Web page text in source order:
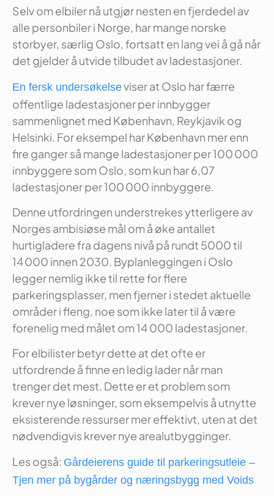
Selv om elbiler nå utgjør nesten en fjerdedel av
alle personbiler i Norge, har mange norske
storbyer, særlig Oslo, fortsatt en lang vei å gå når
det gjelder å utvide tilbudet av ladestasjoner.
En fersk undersøkelseviser at Oslo har færre
offentlige ladestasjoner per innbygger
sammenlignet med København, Reykjavik og
Helsinki. For eksempel har København mer enn
fire ganger så mange ladestasjoner per 100 000
innbyggere som Oslo, som kun har 6,07
ladestasjoner per 100 000 innbyggere.
Denne utfordringen understrekes ytterligere av
Norges ambisiøse mål om å øke antallet
hurtigladere fra dagens nivå på rundt 5000 til
14 000 innen 2030. Byplanleggingen i Oslo
legger nemlig ikke til rette for flere
parkeringsplasser, men fjerner i stedet aktuelle
områder i fleng, noe som ikke later til å være
forenelig med målet om 14 000 ladestasjoner.
For elbilister betyr dette at det ofte er
utfordrende å finne en ledig lader når man
trenger det mest. Dette er et problem som
krever nye løsninger, som eksempelvis å utnytte
eksisterende ressurser mer effektivt, uten at det
nødvendigvis krever nye arealutbygginger.
Les også: Gårdeierens guide til parkeringsutleie –
Tjen mer på bygårder og næringsbygg med Voids